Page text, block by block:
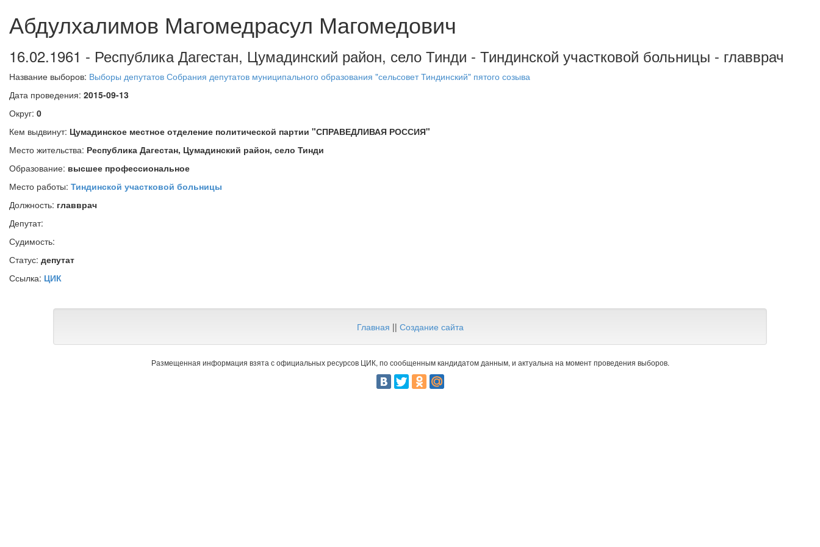
Абдулхалимов Магомедрасул Магомедович
16.02.1961 - Республика Дагестан, Цумадинский район, село Тинди - Тиндинской участковой больницы - главврач
Название выборов: Выборы депутатов Собрания депутатов муниципального образования "сельсовет Тиндинский" пятого созыва
Дата проведения: 2015-09-13
Округ: 0
Кем выдвинут: Цумадинское местное отделение политической партии "СПРАВЕДЛИВАЯ РОССИЯ"
Место жительства: Республика Дагестан, Цумадинский район, село Тинди
Образование: высшее профессиональное
Место работы: Тиндинской участковой больницы
Должность: главврач
Депутат:
Судимость:
Статус: депутат
Ссылка: ЦИК
Главная || Создание сайта
Размещенная информация взята с официальных ресурсов ЦИК, по сообщенным кандидатом данным, и актуальна на момент проведения выборов.